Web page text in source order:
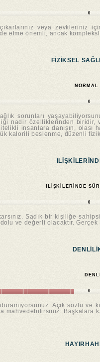
0
veya zevkleriniz
etme önemli, ancak
FIZIKSEL
NORMAL
0
sorunları
nadir özelliklerinden
insanlara danışın,
kalorili beslenme, düzenli
ILIŞKILERINDE
0
Sadık bir kişiliğe
dolu ve değerli olacaktır.
0
Açık sözlü
mahvedebilirsiniz. Başkalara